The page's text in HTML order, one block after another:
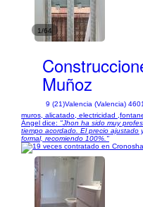
1/64
Muñoz
9 (21)Valencia (Valencia)
muros, alicatado, electricidad
Ángel dice: "Jhon ha sido muy
tiempo acordado. El precio ajustado
formal, recomiendo 100%."